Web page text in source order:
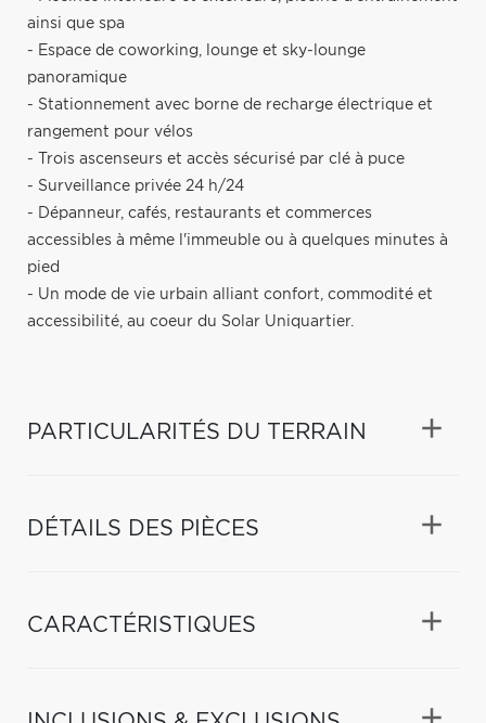
ainsi que spa
- Espace de coworking, lounge et sky-lounge
panoramique
- Stationnement avec borne de recharge électrique et
rangement pour vélos
- Trois ascenseurs et accès sécurisé par clé à puce
- Surveillance privée 24 h/24
- Dépanneur, cafés, restaurants et commerces
accessibles à même l'immeuble ou à quelques minutes à
pied
- Un mode de vie urbain alliant confort, commodité et
accessibilité, au coeur du Solar Uniquartier.
PARTICULARITÉS DU TERRAIN
DÉTAILS DES PIÈCES
CARACTÉRISTIQUES